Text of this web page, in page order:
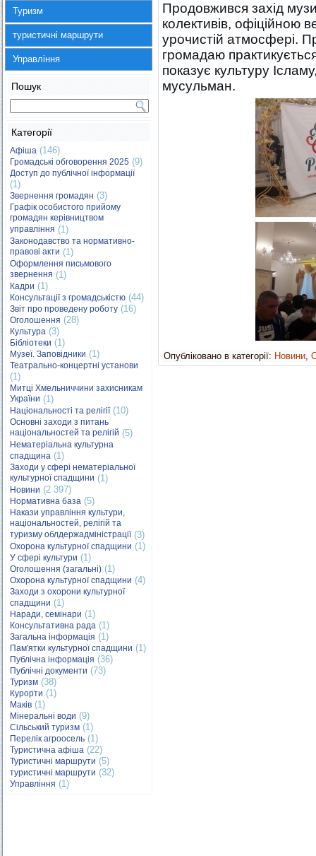
Туризм
туристичні маршрути
Управління
Пошук
Категорії
Афіша (146)
Громадські обговорення 2025 (9)
Доступ до публічної інформації
(1)
Звернення громадян (3)
Графік особистого прийому
громадян керівництвом
управління (1)
Законодавство та нормативно-
правові акти (1)
Оформлення письмового
звернення (1)
Кадри (1)
Консультації з громадськістю (44)
Звіт про проведену роботу (16)
Оголошення (28)
Культура (3)
Бібліотеки (1)
Музеї. Заповідники (1)
Театрально-концертні установи
(1)
Митці Хмельниччини захисникам
України (1)
Національності та релігії(10)
Основні заходи з питань
національностей та релігій (5)
Нематеріальна культурна
спадщина (1)
Заходи у сфері нематеріальної
культурної спадщини (1)
Новини (2 397)
Нормативна база (5)
Накази управління культури,
національностей, релігій та
туризму облдержадміністрації(3)
Охорона культурної спадщини (1)
У сфері культури (1)
Оголошення (загальні) (1)
Охорона культурної спадщини (4)
Заходи з охорони культурної
спадщини (1)
Наради, семінари (1)
Консультативна рада (1)
Загальна інформація (1)
Пам'ятки культурної спадщини (1)
Публічна інформація (36)
Публічні документи (73)
Туризм (38)
Курорти (1)
Маків (1)
Мінеральні води (9)
Сільський туризм (1)
Перелік агроосель (1)
Туристична афіша (22)
Туристичні маршрути (5)
туристичні маршрути (32)
Управління (1)
Продовжився захід
колективів, офіційною
урочистій атмосфері.
громадаю
показує культуру
мусульман.
Опубліковано в категорії: Новини,